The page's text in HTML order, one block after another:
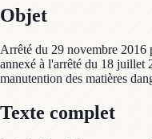
Objet
Arrêté du 29 novembre
annexé à l'arrêté du 18 juillet
manutention des matières
Texte complet